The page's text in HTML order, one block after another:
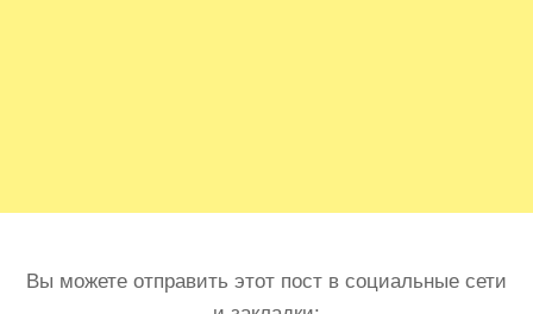
Вы можете отправить этот пост в социальные сети